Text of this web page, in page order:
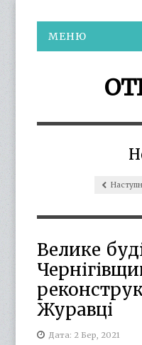
МЕНЮ
Велике
Журавці
Дата: 2 Бер, 2021